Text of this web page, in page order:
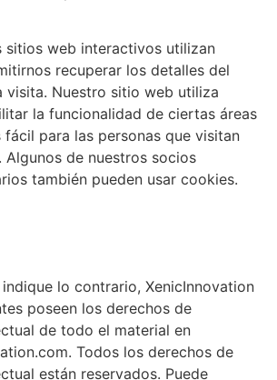
sitios web interactivos utilizan
recuperar los detalles del
visita. Nuestro sitio web utiliza
la funcionalidad de ciertas áreas
fácil para las personas que visitan
de nuestros socios
también pueden usar cookies.
lo contrario, XenicInnovation
poseen los derechos de
de todo el material en
Todos los derechos de
están reservados. Puede